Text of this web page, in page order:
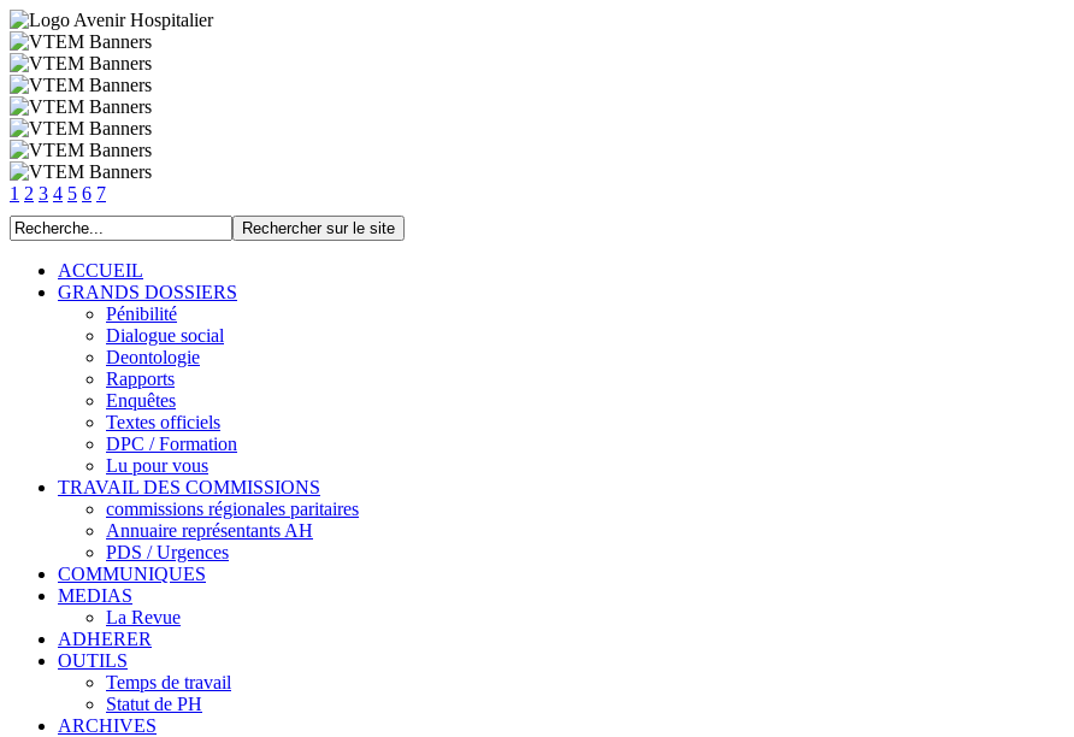
1 2 3 4 5 6 7
ACCUEIL
GRANDS DOSSIERS
Pénibilité
Dialogue social
Deontologie
Rapports
Enquêtes
Textes officiels
DPC / Formation
Lu pour vous
TRAVAIL DES COMMISSIONS
commissions régionales paritaires
Annuaire représentants AH
PDS / Urgences
COMMUNIQUES
MEDIAS
La Revue
ADHERER
OUTILS
Temps de travail
Statut de PH
ARCHIVES